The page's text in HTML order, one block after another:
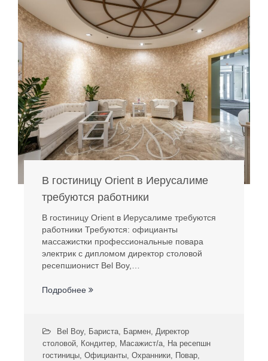
В гостиницу Orient в Иерусалиме
требуются работники
В гостиницу Orient в Иерусалиме требуются
работники Требуются: официанты
массажистки профессиональные повара
электрик с дипломом директор столовой
ресепшионист Bel Boy,…
Подробнее
Bel Boy, Бариста, Бармен, Директор
столовой, Кондитер, Масажист/а, На ресепшн
гостиницы, Официанты, Охранники, Повар,